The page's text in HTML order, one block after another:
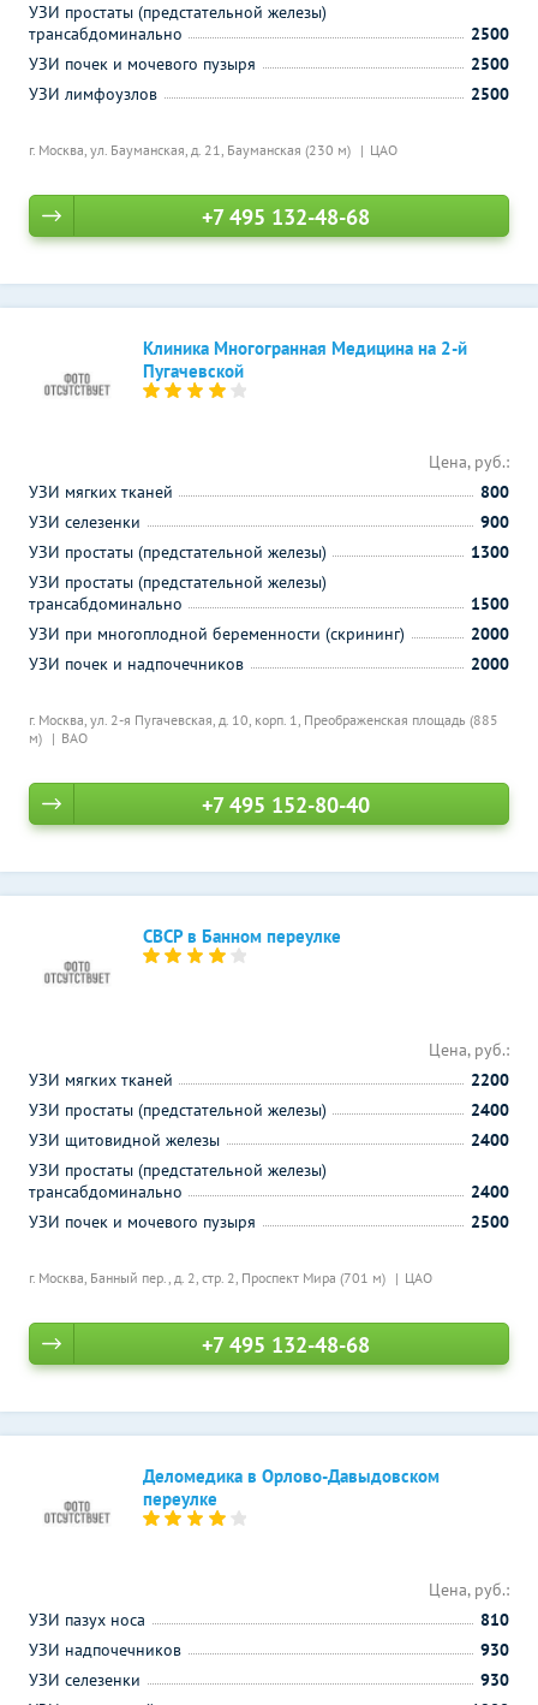
г. Москва, ул. Бауманская, д. 21, Бауманская (230 м) ЦАО
УЗИ простаты (предстательной железы)
трансабдоминально
2500
УЗИ почек и мочевого пузыря
2500
УЗИ лимфоузлов
2500
+7 495 132-48-68
Клиника Многогранная Медицина на 2-й
Пугачевской
г. Москва, ул. 2-я Пугачевская, д. 10, корп. 1, Преображенская площадь (885
м)
ВАО
Цена, руб.:
УЗИ мягких тканей
800
УЗИ селезенки
900
УЗИ простаты (предстательной железы)
1300
УЗИ простаты (предстательной железы)
трансабдоминально
1500
УЗИ при многоплодной беременности (скрининг)
2000
УЗИ почек и надпочечников
2000
+7 495 152-80-40
СВСР в Банном переулке
г. Москва, Банный пер., д. 2, стр. 2, Проспект Мира (701 м) ЦАО
Цена, руб.:
УЗИ мягких тканей
2200
УЗИ простаты (предстательной железы)
2400
УЗИ щитовидной железы
2400
УЗИ простаты (предстательной железы)
трансабдоминально
2400
УЗИ почек и мочевого пузыря
2500
+7 495 132-48-68
Деломедика в Орлово-Давыдовском
переулке
Цена, руб.:
УЗИ пазух носа
810
УЗИ надпочечников
930
УЗИ селезенки
930